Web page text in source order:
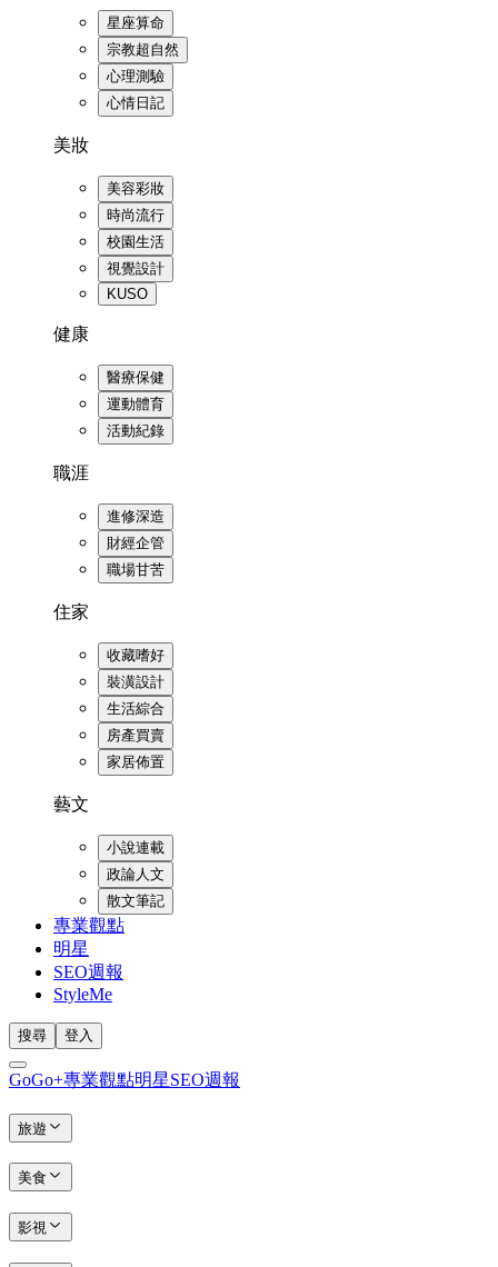
星座算命
宗教超自然
心理測驗
心情日記
美妝
美容彩妝
時尚流行
校園生活
視覺設計
KUSO
健康
醫療保健
運動體育
活動紀錄
職涯
進修深造
財經企管
職場甘苦
住家
收藏嗜好
裝潢設計
生活綜合
房產買賣
家居佈置
藝文
小說連載
政論人文
散文筆記
專業觀點
明星
SEO週報
StyleMe
搜尋 登入
GoGo+專業觀點明星SEO週報
旅遊
美食
影視